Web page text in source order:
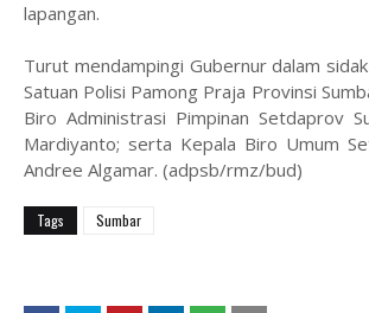
lapangan.
Turut mendampingi Gubernur dalam
Satuan Polisi Pamong Praja Provinsi
Biro Administrasi Pimpinan Setdaprov
Mardiyanto; serta Kepala Biro Umum
Andree Algamar. (adpsb/rmz/bud)
Tags Sumbar